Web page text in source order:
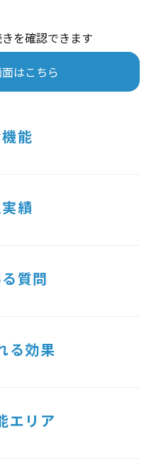
を確認できます
はこちら
能
績
質問
る効果
エリア